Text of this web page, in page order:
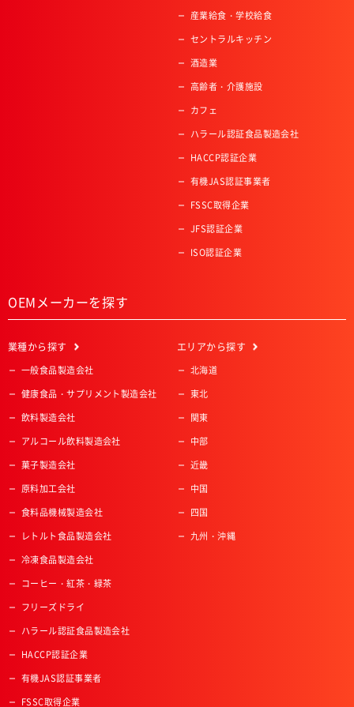
産業給食・学校給食
セントラルキッチン
酒造業
高齢者・介護施設
カフェ
ハラール認証食品製造会社
HACCP認証企業
有機JAS認証事業者
FSSC取得企業
JFS認証企業
ISO認証企業
OEMメーカーを探す
業種から探す
一般食品製造会社
健康食品・サプリメント製造会社
飲料製造会社
アルコール飲料製造会社
菓子製造会社
原料加工会社
食料品機械製造会社
レトルト食品製造会社
冷凍食品製造会社
コーヒー・紅茶・緑茶
フリーズドライ
ハラール認証食品製造会社
HACCP認証企業
有機JAS認証事業者
FSSC取得企業
エリアから探す
北海道
東北
関東
中部
近畿
中国
四国
九州・沖縄